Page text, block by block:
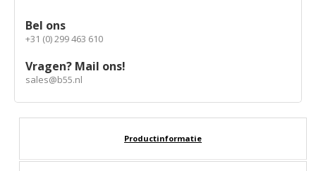
Bel ons
+31 (0) 299 463 610
Vragen? Mail ons!
sales@b55.nl
Productinformatie